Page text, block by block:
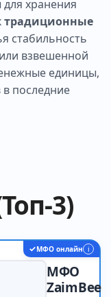
хранения
традиционные
стабильность
взвешенной
единицы,
последние
3)
✓МФО онлайн i
МФО
ZaimBee